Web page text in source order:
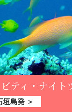
ティ・ナイト
垣島発 ＞